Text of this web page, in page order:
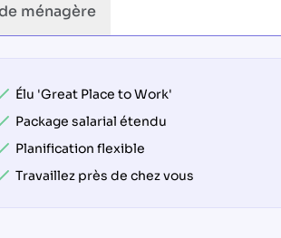
ménagère
Élu 'Great Place to Work'
Package salarial étendu
Planification flexible
Travaillez près de chez vous